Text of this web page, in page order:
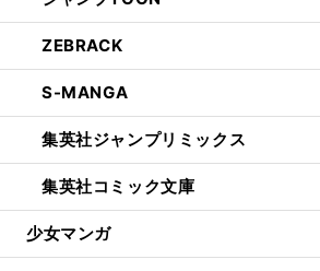
ZEBRACK
S-MANGA
集英社ジャンプリミックス
集英社コミック文庫
少女マンガ